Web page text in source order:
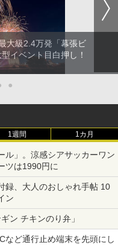
大級2.4万発「幕張ビ
イベント目白押し！
●
1週間 1カ月
ル」。涼感シアサッカーワン
ツは1990円に
録、大人のおしゃれ手帖 10
ン
ン チキンのり弁」
など通行止め端末を先頭にし